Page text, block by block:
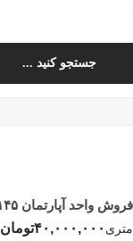
جستجو کنید ...
دریا در فریدونکنار
متری ۴۰,۰۰۰,۰۰۰تومان